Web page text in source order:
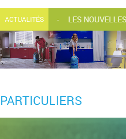
ACTUALITÉSLES NOUVELLES
PARTICULIERS